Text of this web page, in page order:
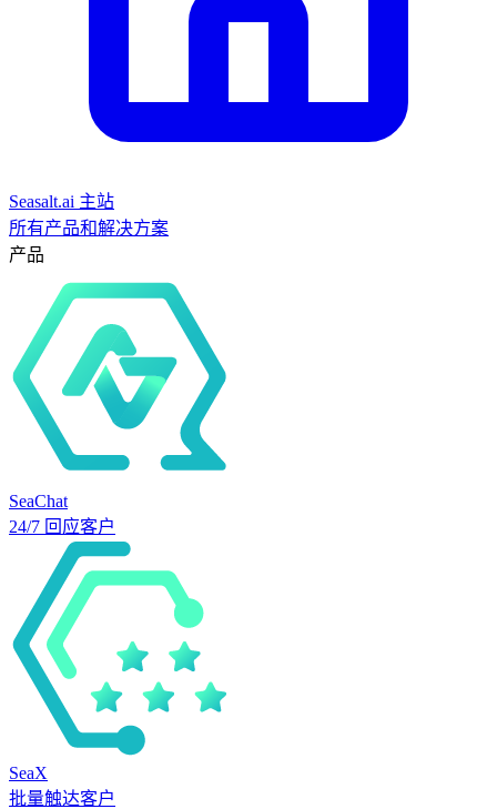
Seasalt.ai 主站
所有产品和解决方案
产品
SeaChat
24/7 回应客户
SeaX
批量触达客户